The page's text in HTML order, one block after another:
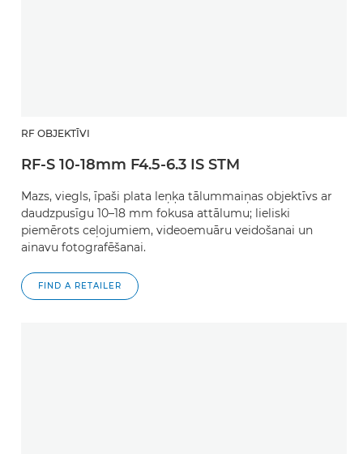
RF OBJEKTĪVI
RF-S 10-18mm F4.5-6.3 IS STM
Mazs, viegls, īpaši plata leņķa tālummaiņas objektīvs ar
daudzpusīgu 10–18 mm fokusa attālumu; lieliski
piemērots ceļojumiem, videoemuāru veidošanai un
ainavu fotografēšanai.
FIND A RETAILER